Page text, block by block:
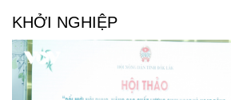
KHỞI NGHIỆP